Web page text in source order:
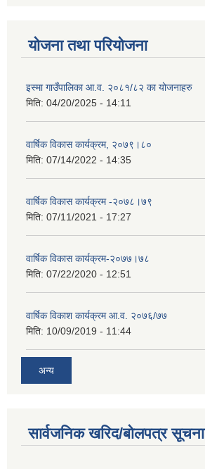
योजना तथा परियोजना
इस्मा गाउँपालिका आ.व. २०८१/८२ का योजनाहरु
मिति: 04/20/2025 - 14:11
वार्षिक विकास कार्यक्रम, २०७९।८०
मिति: 07/14/2022 - 14:35
वार्षिक विकास कार्यक्रम -२०७८।७९
मिति: 07/11/2021 - 17:27
वार्षिक विकास कार्यक्रम-२०७७।७८
मिति: 07/22/2020 - 12:51
वार्षिक विकाश कार्यक्रम आ.व. २०७६/७७
मिति: 10/09/2019 - 11:44
अन्य
सार्वजनिक खरिद/बोलपत्र सूचना